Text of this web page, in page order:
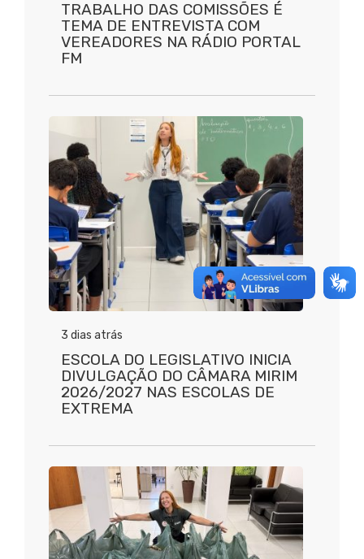
TRABALHO DAS COMISSÕES É
TEMA DE ENTREVISTA COM
VEREADORES NA RÁDIO PORTAL
FM
3 dias atrás
ESCOLA DO LEGISLATIVO INICIA
DIVULGAÇÃO DO CÂMARA MIRIM
2026/2027 NAS ESCOLAS DE
EXTREMA